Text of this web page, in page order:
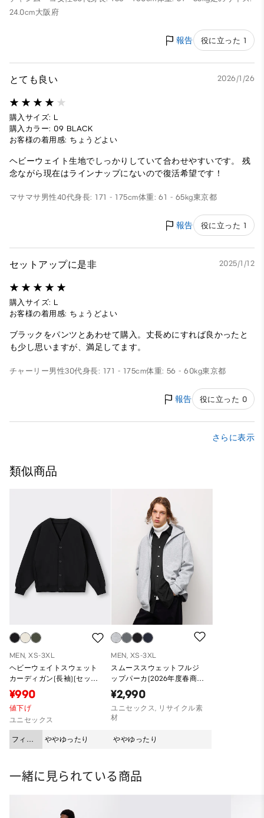
24.0cm大阪府
報告 役に立った 1
とても良い 2026/1/26
購入サイズ: L
購入カラー: 09 BLACK
お客様の着用感: ちょうどよい
ヘビーウェイト生地でしっかりしていて合わせやすいです。 残
念ながら現在はラインナップにないので復活希望です！
マサマサ 男性40代身長: 171 - 175cm体重: 61 - 65kg東京都
報告 役に立った 1
セットアップに是非 2025/1/12
購入サイズ: L
お客様の着用感: ちょうどよい
ブラックをパンツとあわせて購入。丈長めにすれば良かったと
も少し思いますが、満足してます。
チャーリー男性30代身長: 171 - 175cm体重: 56 - 60kg東京都
報告 役に立った 0
さらに表示
類似商品
MEN, XS-3XL
ヘビーウェイトスウェット
カーディガン(長袖)(セット
アップ可能)
¥990
値下げ
ユニセックス
フィッ
ト
ややゆったり
MEN, XS-3XL
スムーススウェットフルジ
ップパーカ(2026年度春商
品)
¥2,990
ユニセックス, リサイクル素
材
ややゆったり
一緒に見られている商品